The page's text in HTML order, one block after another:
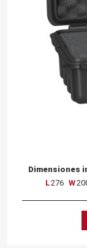
Dimensiones
L276 W